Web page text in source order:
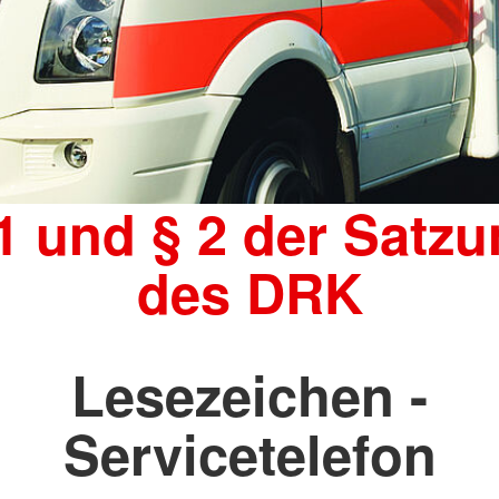
und § 2 der
des DRK
Lesezeichen -
Servicetelefon